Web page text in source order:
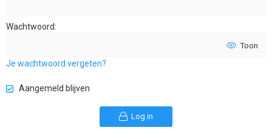
Wachtwoord
Toon
Je wachtwoord vergeten?
Aangemeld blijven
Log in